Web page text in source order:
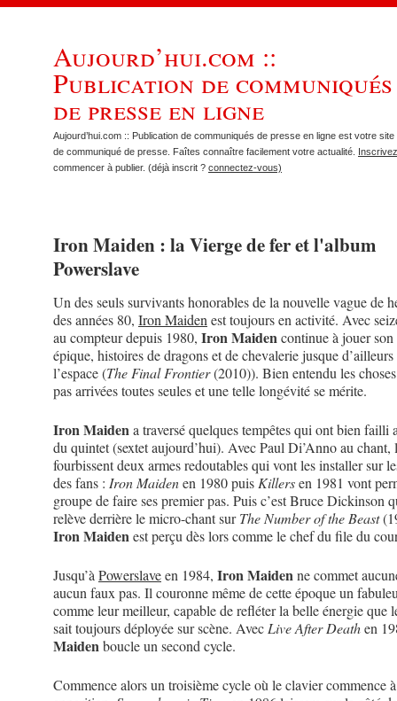
Aujourd’hui.com ::
Publication de communiqués
de presse en ligne
Aujourd’hui.com :: Publication de communiqués de presse en ligne est votre site
de communiqué de presse. Faîtes connaître facilement votre actualité.
commencer à publier. (déjà inscrit ? connectez-vous)
Iron Maiden : la Vierge de fer et l'album
Powerslave
Un des seuls survivants honorables de la nouvelle vague de
des années 80, Iron Maidenest toujours en activité. Avec
au compteur depuis 1980, Iron Maiden continue à jouer
épique, histoires de dragons et de chevalerie jusque d’ailleurs
l’espace (The Final Frontier(2010)). Bien entendu les
pas arrivées toutes seules et une telle longévité se mérite.
Iron Maiden a traversé quelques tempêtes qui ont bien failli
du quintet (sextet aujourd’hui). Avec Paul Di’Anno au chant,
fourbissent deux armes redoutables qui vont les installer sur
des fans : Iron Maidenen 1980 puis Killersen 1981 vont
groupe de faire ses premier pas. Puis c’est Bruce Dickinson
relève derrière le micro-chant surThe Number of the Beast
Iron Maiden est perçu dès lors comme le chef du file du
Jusqu’àPowerslaveen 1984, Iron Maiden ne commet
aucun faux pas. Il couronne même de cette époque un
comme leur meilleur, capable de refléter la belle énergie que
sait toujours déployée sur scène. Avec Live After Deathen
Maiden boucle un second cycle.
Commence alors un troisième cycle où le clavier commence